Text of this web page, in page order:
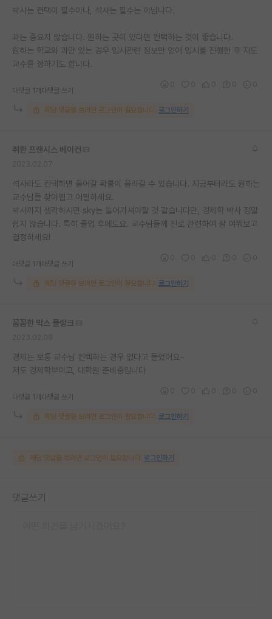
박사는 컨택이 필수이나, 석사는 필수는 아닙니다.
과는 중요치 않습니다. 원하는 곳이 있다면 컨택하는 것이 좋습니다.
원하는 학교와 과만 있는 경우 입시관련 정보만 얻어 입시를 진행한 후 지도
교수를 정하기도 합니다.
대댓글 1개 대댓글 쓰기
해당 댓글을 보려면 로그인이 필요합니다. 로그인하기
취한 프랜시스 베이컨
석사라도 컨택하면 들어갈 확률이 올라갈 수 있습니다. 지금부터라도 원하는
교수님들 찾아뵙고 어필하세요.
박사까지 생각하시면 sky는 들어가셔야할 것 같습니다만, 경제학 박사 정말
쉽지 않습니다. 특히 졸업 후에도요. 교수님들께 진로 관련하여 잘 여쭤보고
결정하세요!
대댓글 1개 대댓글 쓰기
해당 댓글을 보려면 로그인이 필요합니다. 로그인하기
꼼꼼한 막스 플랑크
경제는 보통 교수님 컨텍하는 경우 없다고 들었어요~
저도 경제학부이고, 대학원 준비중입니다
대댓글 1개 대댓글 쓰기
해당 댓글을 보려면 로그인이 필요합니다. 로그인하기
해당 댓글을 보려면 로그인이 필요합니다. 로그인하기
댓글쓰기